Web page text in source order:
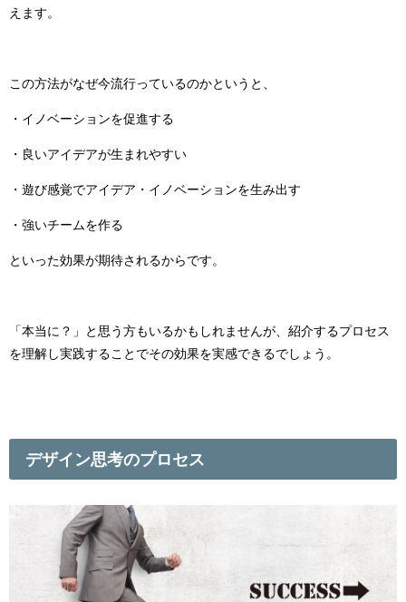
えます。
この方法がなぜ今流行っているのかというと、
・イノベーションを促進する
・良いアイデアが生まれやすい
・遊び感覚でアイデア・イノベーションを生み出す
・強いチームを作る
といった効果が期待されるからです。
「本当に？」と思う方もいるかもしれませんが、紹介するプロセス
を理解し実践することでその効果を実感できるでしょう。
デザイン思考のプロセス